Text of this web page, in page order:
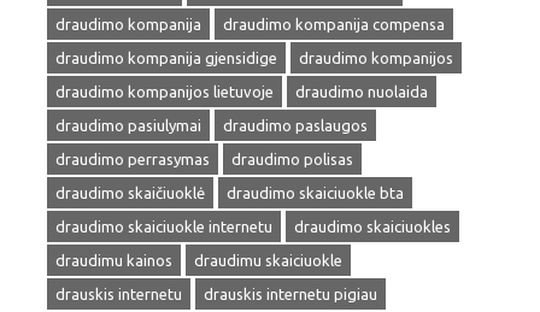
draudimo kompanija
draudimo kompanija compensa
draudimo kompanija gjensidige
draudimo kompanijos
draudimo kompanijos lietuvoje
draudimo nuolaida
draudimo pasiulymai
draudimo paslaugos
draudimo perrasymas
draudimo polisas
draudimo skaičiuoklė
draudimo skaiciuokle bta
draudimo skaiciuokle internetu
draudimo skaiciuokles
draudimu kainos
draudimu skaiciuokle
drauskis internetu
drauskis internetu pigiau